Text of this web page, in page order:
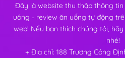
Đây là website thu thập thông tin
uông - review ăn uống tự động
web! Nếu bạn thích chúng tôi,
nhé!
+ Địa chỉ: 188 Trương Công